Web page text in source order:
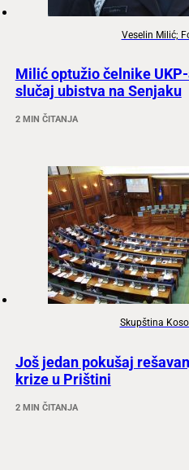
Veselin Milić;
Milić optužio čelnike
slučaj ubistva na Senjaku
2 MIN ČITANJA
Skupština
Još jedan pokušaj
krize u Prištini
2 MIN ČITANJA